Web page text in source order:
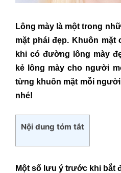
Lông mày là một trong
mặt phái đẹp. Khuôn mặt
khi có đường lông mày
kẻ lông mày cho người
từng khuôn mặt mỗi
nhé!
Nội dung tóm tắt
Một số lưu ý trước khi bắt